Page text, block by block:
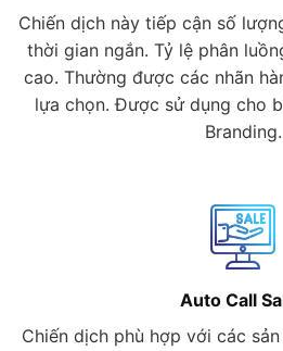
Chiến dịch này tiếp cận số
thời gian ngắn. Tỷ lệ phân
cao. Thường được các nhãn
lựa chọn. Được sử dụng cho
Branding.
Auto Call
Chiến dịch phù hợp với các